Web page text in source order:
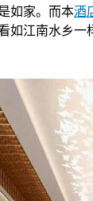
如家。而本酒
如江南水乡一